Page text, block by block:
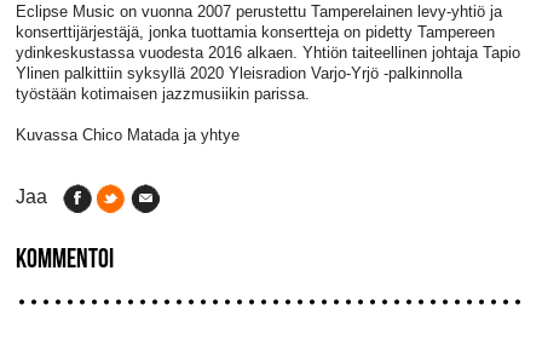
Eclipse Music on vuonna 2007 perustettu Tamperelainen levy-yhtiö ja
konserttijärjestäjä, jonka tuottamia konsertteja on pidetty Tampereen
ydinkeskustassa vuodesta 2016 alkaen. Yhtiön taiteellinen johtaja Tapio
Ylinen palkittiin syksyllä 2020 Yleisradion Varjo-Yrjö -palkinnolla
työstään kotimaisen jazzmusiikin parissa.
Kuvassa Chico Matada ja yhtye
Jaa
KOMMENTOI